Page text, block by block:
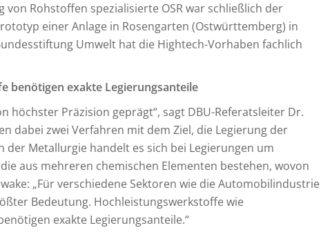
Rohstoffen spezialisierte OSR war schließlich der
einer Anlage in Rosengarten (Ostwürttemberg) in
Umwelt hat die Hightech-Vorhaben fachlich
benötigen exakte Legierungsanteile
höchster Präzision geprägt“, sagt DBU-Referatsleiter Dr.
dabei zwei Verfahren mit dem Ziel, die Legierung der
der Metallurgie handelt es sich bei Legierungen um
aus mehreren chemischen Elementen bestehen, wovon
„Für verschiedene Sektoren wie die Automobilindustrie
Bedeutung. Hochleistungswerkstoffe wie
exakte Legierungsanteile.“